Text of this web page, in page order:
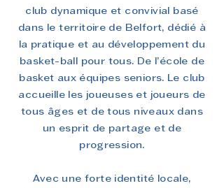
club dynamique et convivial basé
dans le territoire de Belfort, dédié à
la pratique et au développement du
basket-ball pour tous. De l’école de
basket aux équipes seniors. Le club
accueille les joueuses et joueurs de
tous âges et de tous niveaux dans
un esprit de partage et de
progression.
Avec une forte identité locale,